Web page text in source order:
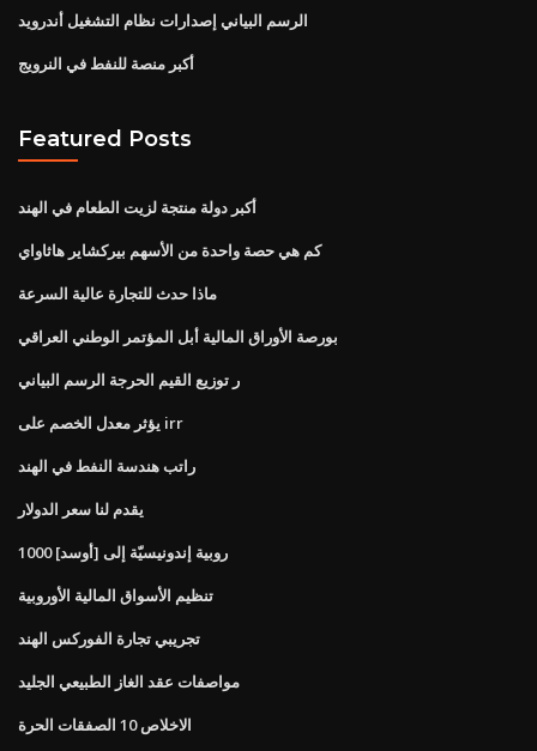
الرسم البياني إصدارات نظام التشغيل أندرويد
أكبر منصة للنفط في النرويج
Featured Posts
أكبر دولة منتجة لزيت الطعام في الهند
كم هي حصة واحدة من الأسهم بيركشاير هاثاواي
ماذا حدث للتجارة عالية السرعة
بورصة الأوراق المالية أبل المؤتمر الوطني العراقي
ر توزيع القيم الحرجة الرسم البياني
يؤثر معدل الخصم على irr
راتب هندسة النفط في الهند
يقدم لنا سعر الدولار
1000 روبية إندونيسيّة إلى [أوسد]
تنظيم الأسواق المالية الأوروبية
تجريبي تجارة الفوركس الهند
مواصفات عقد الغاز الطبيعي الجليد
الاخلاص 10 الصفقات الحرة